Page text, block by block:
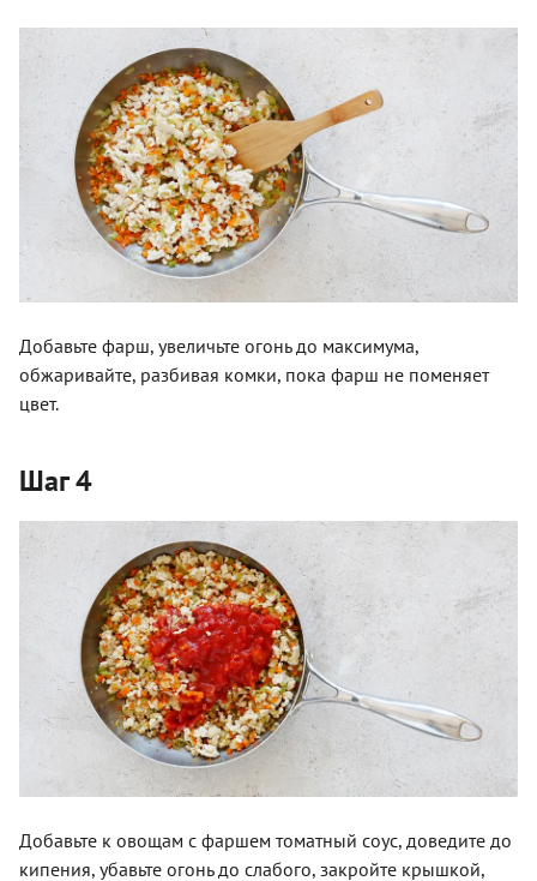
Добавьте фарш, увеличьте огонь до максимума,
обжаривайте, разбивая комки, пока фарш не поменяет
цвет.
Шаг 4
Добавьте к овощам с фаршем томатный соус, доведите до
кипения, убавьте огонь до слабого, закройте крышкой,